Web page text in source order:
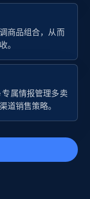
立即开始
and
商品组合，从而
。
属情报管理多卖
道销售策略。